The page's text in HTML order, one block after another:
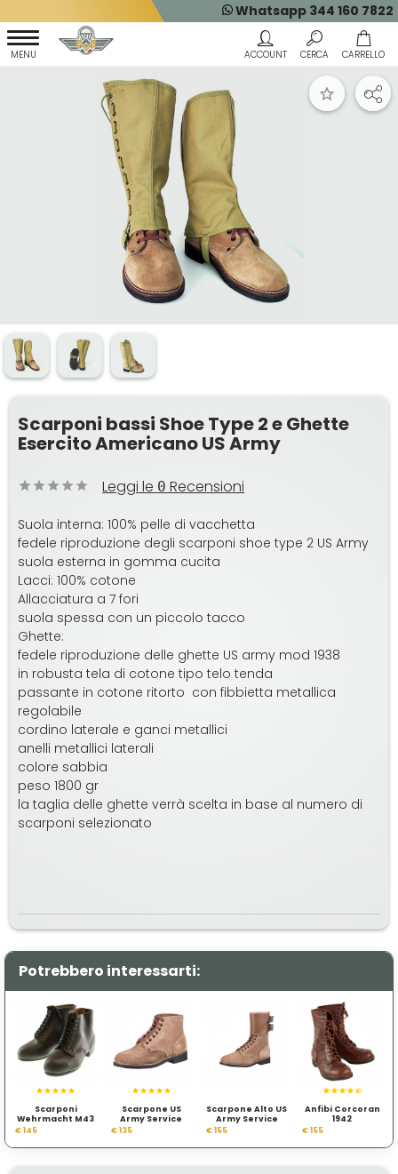
Whatsapp 344 160 7822
Scarponi bassi Shoe Type 2 e Ghette
Esercito Americano US Army
Leggi le 0 Recensioni
Suola interna: 100% pelle di vacchetta
fedele riproduzione degli scarponi shoe type 2 US Army
suola esterna in gomma cucita
Lacci: 100% cotone
Allacciatura a 7 fori
suola spessa con un piccolo tacco
Ghette:
fedele riproduzione delle ghette US army mod 1938
in robusta tela di cotone tipo telo tenda
passante in cotone ritorto con fibbietta metallica
regolabile
cordino laterale e ganci metallici
anelli metallici laterali
colore sabbia
peso 1800 gr
la taglia delle ghette verrà scelta in base al numero di
scarponi selezionato
Potrebbero interessarti:
Scarponi
Wehrmacht M43
€ 145
Scarpone US
Army Service
Shoe Type 2
€ 135
Scarpone Alto US
Army Service
Shoe Type 2
€ 155
Anfibi Corcoran
1942
€ 155